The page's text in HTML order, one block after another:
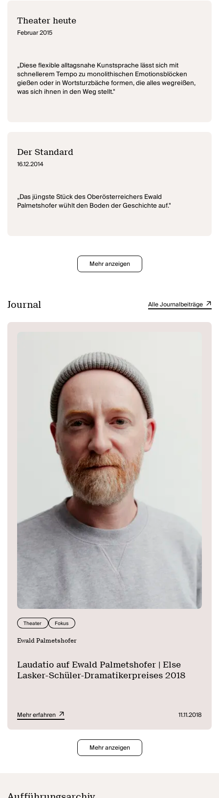
Theater heute
Februar 2015
„Diese flexible alltagsnahe Kunstsprache lässt sich mit
schnellerem Tempo zu monolithischen Emotionsblöcken
gießen oder in Wortsturzbäche formen, die alles wegreißen,
was sich ihnen in den Weg stellt."
Der Standard
16.12.2014
„Das jüngste Stück des Oberösterreichers Ewald
Palmetshofer wühlt den Boden der Geschichte auf."
Mehr anzeigen
Journal Alle Journalbeiträge
Theater Fokus
Ewald Palmetshofer
Laudatio auf Ewald Palmetshofer | Else
Lasker-Schüler-Dramatikerpreises 2018
Mehr erfahren 11.11.2018
Mehr anzeigen